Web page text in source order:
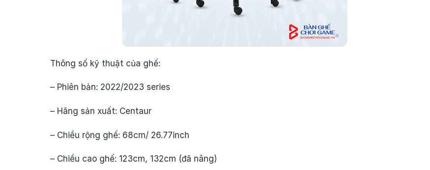
Thông số kỹ thuật của ghế:
– Phiên bản: 2022/2023 series
– Hãng sản xuất: Centaur
– Chiều rộng ghế: 68cm/ 26.77inch
– Chiều cao ghế: 123cm, 132cm (đã nâng)